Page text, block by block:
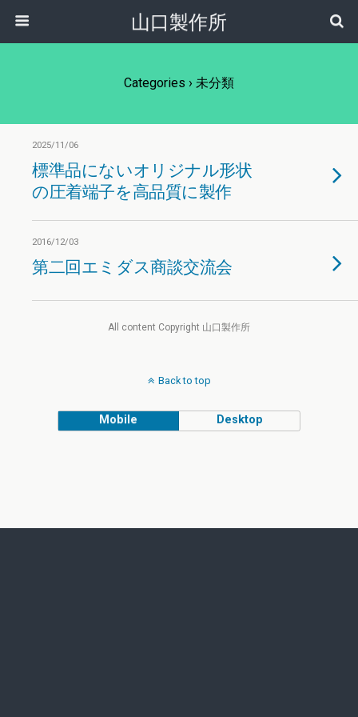
山口製作所
Categories › 未分類
2025/11/06
標準品にないオリジナル形状
の圧着端子を高品質に製作
2016/12/03
第二回エミダス商談交流会
All content Copyright 山口製作所
Back to top
Mobile Desktop